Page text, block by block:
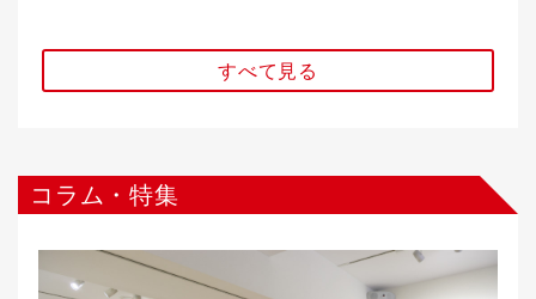
すべて見る
コラム・特集